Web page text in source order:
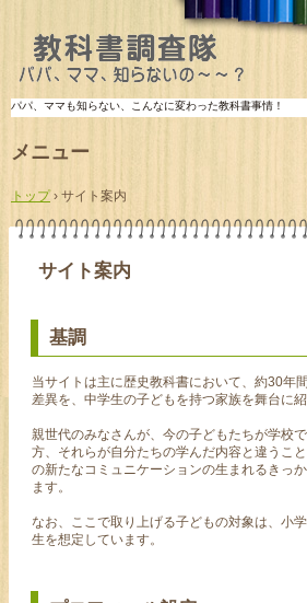
パパ、ママも知らない、こんなに変わった教科書事情！
メニュー
ン
ン
トップ › サイト案内
サイト案内
基調
当サイトは主に歴史教科書において、約30年
差異を、中学生の子どもを持つ家族を舞台に
親世代のみなさんが、今の子どもたちが学校
方、それらが自分たちの学んだ内容と違うこ
の新たなコミュニケーションの生まれるきっ
ます。
なお、ここで取り上げる子どもの対象は、小
生を想定しています。